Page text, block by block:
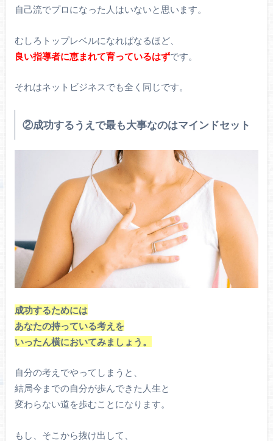
自己流でプロになった人はいないと思います。
むしろトップレベルになればなるほど、
良い指導者に恵まれて育っているはずです。
それはネットビジネスでも全く同じです。
②成功するうえで最も大事なのはマインドセット
成功するためには
あなたの持っている考えを
いったん横においてみましょう。
自分の考えでやってしまうと、
結局今までの自分が歩んできた人生と
変わらない道を歩むことになります。
もし、そこから抜け出して、